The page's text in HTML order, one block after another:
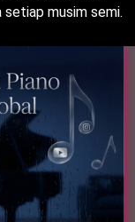
setiap musim semi.